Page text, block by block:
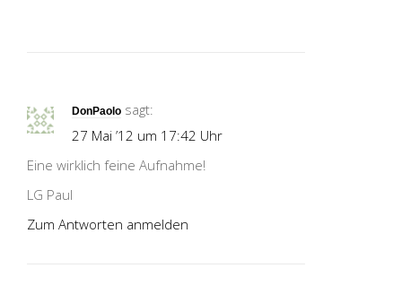
DonPaolo sagt:
27 Mai ’12 um 17:42 Uhr
Eine wirklich feine Aufnahme!
LG Paul
Zum Antworten anmelden